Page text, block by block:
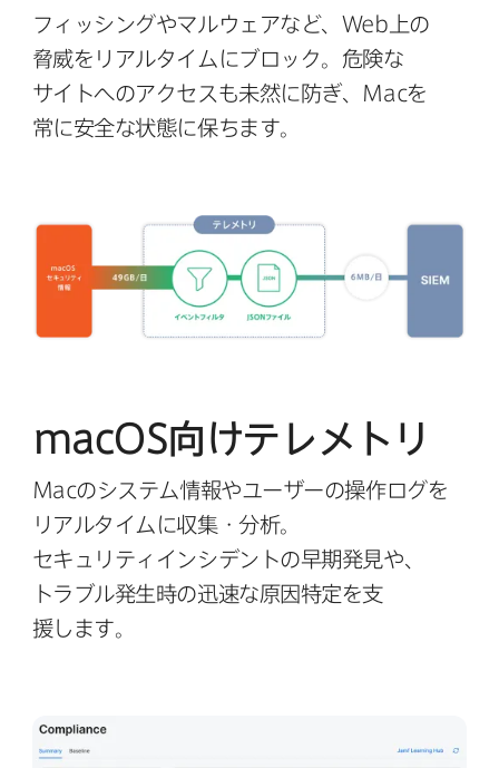
フィッシングや​マルウェアなど、 Web 上の​
脅威を​リアルタイムに​ブロック。​危険な​
サイトへの​アクセスも​未然に​防ぎ、 Macを​
常に​安全な​状態に​保ちます。
macOS向けテレメトリ
Macの​システム情報や​ユーザーの​操作ログを​
リアルタイムに​収集・分析。​
セキュリティインシデントの​早期発⾒や、​
トラブル発⽣時の​迅速な​原因特定を​⽀
援します。